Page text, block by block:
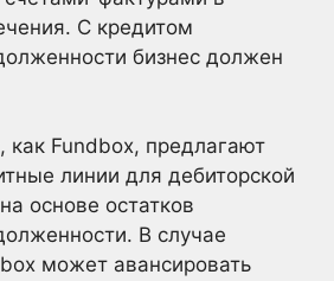
С кредитом
бизнес должен
как Fundbox, предлагают
линии для дебиторской
основе остатков
В случае
может авансировать